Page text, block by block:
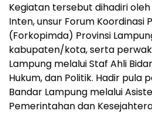
Kegiatan tersebut dihadiri
Inten, unsur Forum Koordinasi
(Forkopimda) Provinsi
kabupaten/kota, serta
Lampung melalui Staf Ahli
Hukum, dan Politik. Hadir pula
Bandar Lampung melalui
Pemerintahan dan